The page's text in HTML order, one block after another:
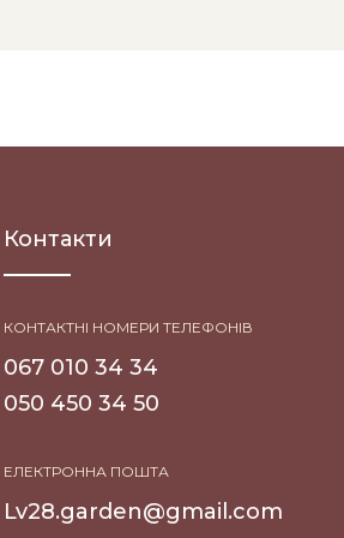
Контакти
КОНТАКТНІ НОМЕРИ ТЕЛЕФОНІВ
067 010 34 34
050 450 34 50
ЕЛЕКТРОННА ПОШТА
Lv28.garden@gmail.com